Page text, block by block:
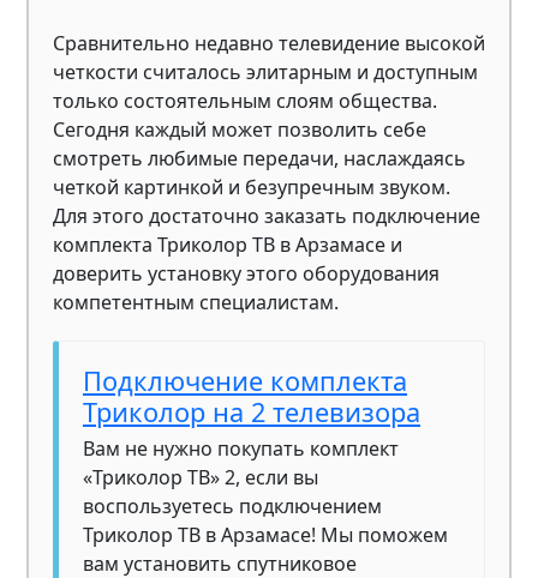
Сравнительно недавно телевидение высокой
четкости считалось элитарным и доступным
только состоятельным слоям общества.
Сегодня каждый может позволить себе
смотреть любимые передачи, наслаждаясь
четкой картинкой и безупречным звуком.
Для этого достаточно заказать подключение
комплекта Триколор ТВ в Арзамасе и
доверить установку этого оборудования
компетентным специалистам.
Подключение комплекта
Триколор на 2 телевизора
Вам не нужно покупать комплект
«Триколор ТВ» 2, если вы
воспользуетесь подключением
Триколор ТВ в Арзамасе! Мы поможем
вам установить спутниковое